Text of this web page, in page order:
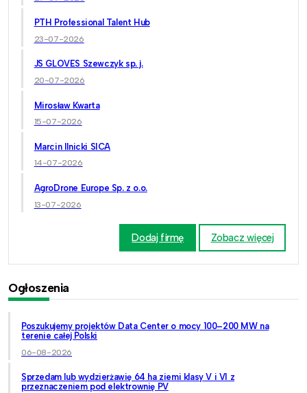
PTH Professional Talent Hub
23-07-2026
JS GLOVES Szewczyk sp. j.
20-07-2026
Mirosław Kwarta
15-07-2026
Marcin Ilnicki SICA
14-07-2026
AgroDrone Europe Sp. z o.o.
13-07-2026
Dodaj firmę Zobacz więcej
Ogłoszenia
Poszukujemy projektów Data Center o mocy 100–200 MW na
terenie całej Polski
06-08-2026
Sprzedam lub wydzierżawię 64 ha ziemi klasy V i VI z
przeznaczeniem pod elektrownię PV